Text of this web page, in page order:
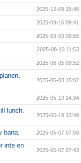
2025-12-09 15:48
2025-09-16 09:41
2025-09-09 09:56
2025-08-13 11:53
2025-06-05 09:52
2025-06-03 15:02
2025-05-19 14:34
lunch.
2025-05-19 13:49
bana. 2025-05-07 07:58
inte en
2025-05-07 07:43